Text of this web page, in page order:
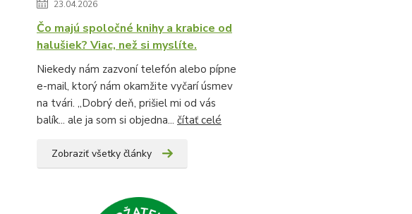
23.04.2026
Čo majú spoločné knihy a krabice od
halušiek? Viac, než si myslíte.
Niekedy nám zazvoní telefón alebo pípne
e-mail, ktorý nám okamžite vyčarí úsmev
na tvári. „Dobrý deň, prišiel mi od vás
balík... ale ja som si objedna... čítať celé
Zobraziť všetky články